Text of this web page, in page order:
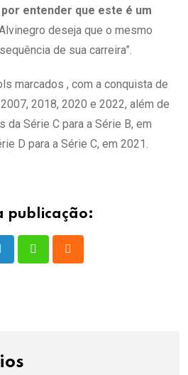
entender que este é um
deseja que o mesmo
de sua carreira”.
marcados , com a conquista de
2018, 2020 e 2022, além de
Série C para a Série B, em
D para a Série C, em 2021.
publicação: